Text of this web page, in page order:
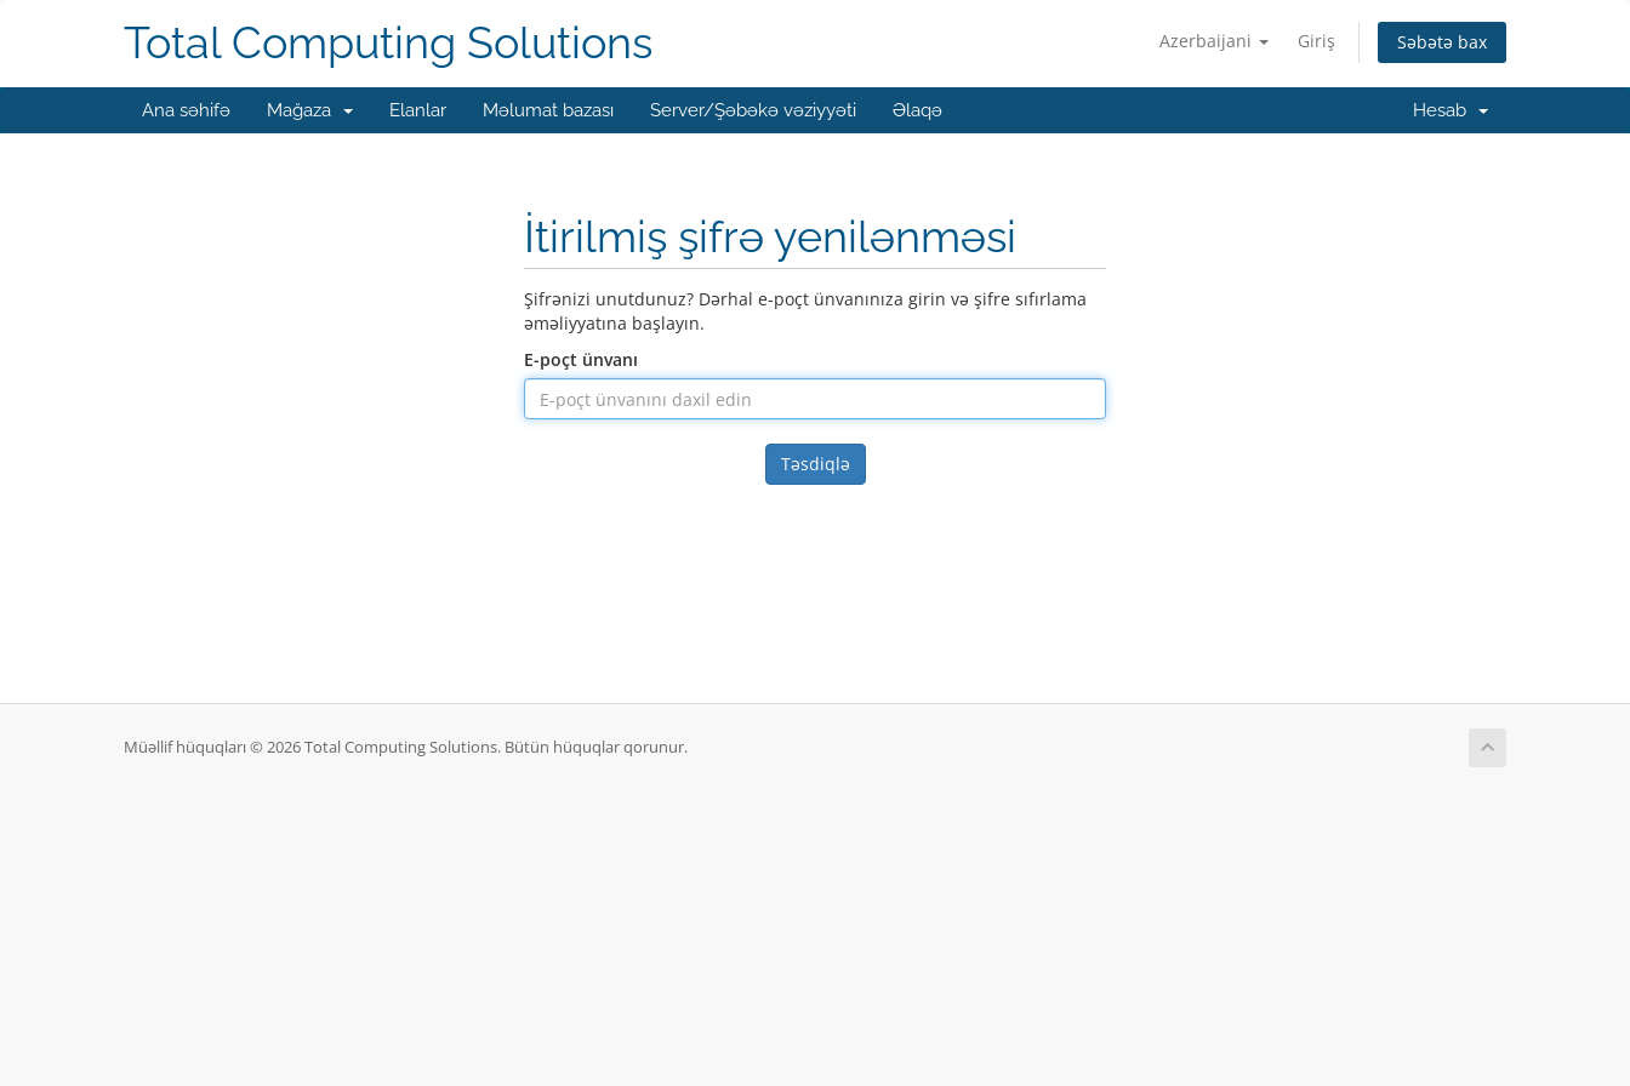
Azerbaijani Giriş Səbətə bax
Total Computing Solutions
Ana səhifə Mağaza Elanlar Məlumat bazası Server/Şəbəkə vəziyyəti Əlaqə Hesab
İtirilmiş şifrə yenilənməsi
Şifrənizi unutdunuz? Dərhal e-poçt ünvanınıza girin və şifre sıfırlama
əməliyyatına başlayın.
E-poçt ünvanı
Təsdiqlə
Müəllif hüquqları © 2026 Total Computing Solutions. Bütün hüquqlar qorunur.